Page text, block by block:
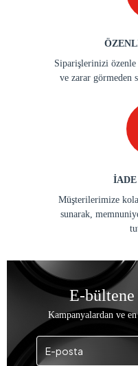
Siparişlerinizi özenle
ve zarar görmeden
Müşterilerimize
sunarak,
E-
Kampanyalardan ve